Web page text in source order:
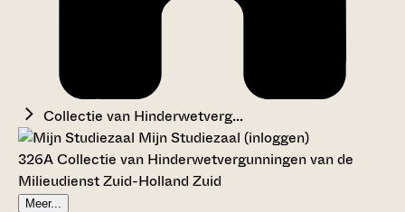
Collectie van Hinderwetverg...
Mijn Studiezaal (inloggen)
326A Collectie van Hinderwetvergunningen van de
Milieudienst Zuid-Holland Zuid
Meer...